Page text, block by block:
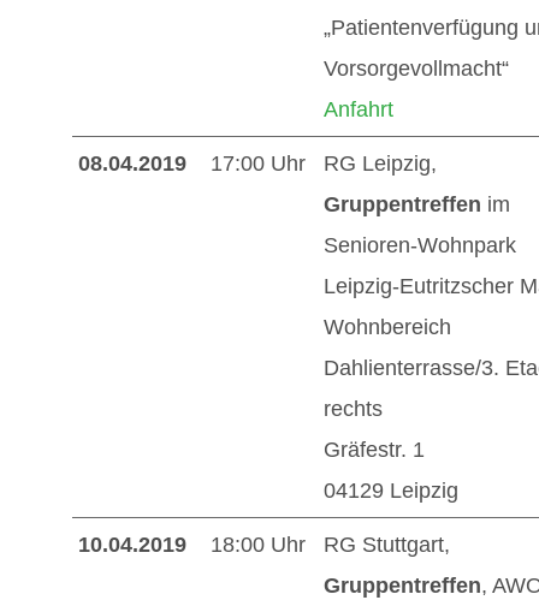
„Patientenverfügung
Vorsorgevollmacht“
Anfahrt
08.04.2019 17:00 Uhr
RG Leipzig,
Gruppentreffen im
Senioren-Wohnpark
Leipzig-Eutritzscher
Wohnbereich
Dahlienterrasse/3.
rechts
Gräfestr. 1
04129 Leipzig
10.04.2019 18:00 Uhr
RG Stuttgart,
Gruppentreffen,